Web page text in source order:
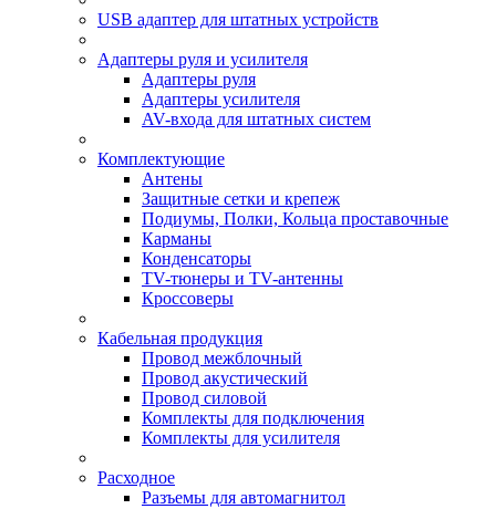
USB адаптер для штатных устройств
Адаптеры руля и усилителя
Адаптеры руля
Адаптеры усилителя
AV-входа для штатных систем
Комплектующие
Антены
Защитные сетки и крепеж
Подиумы, Полки, Кольца проставочные
Карманы
Конденсаторы
TV-тюнеры и TV-антенны
Кроссоверы
Кабельная продукция
Провод межблочный
Провод акустический
Провод силовой
Комплекты для подключения
Комплекты для усилителя
Расходное
Разъемы для автомагнитол